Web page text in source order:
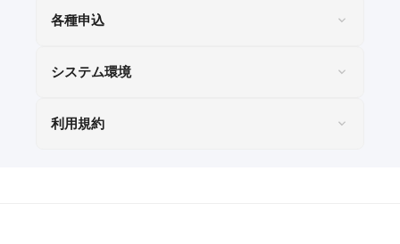
各種申込
システム環境
利用規約